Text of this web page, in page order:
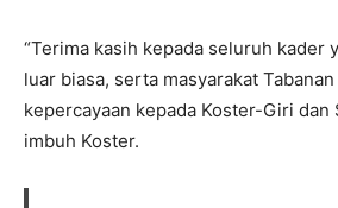
“Terima kasih kepada seluruh kader
luar biasa, serta masyarakat
kepercayaan kepada Koster-Giri dan
imbuh Koster.